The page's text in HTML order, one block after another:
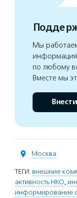
Мы
по любому
Вместе мы
Москва
ТЕГИ: внешние
активность НКО,
информирование